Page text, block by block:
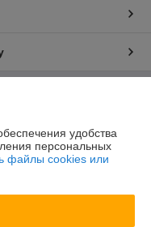
удобства
персональных
файлы cookies или